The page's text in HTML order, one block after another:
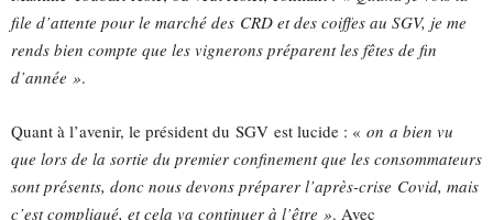
file d’attente pour le marché des CRD et des coiffes au SGV, je me
rends bien compte que les vignerons préparent les fêtes de fin
d’année ».
Quant à l’avenir, le président du SGV est lucide : « on a bien vu
que lors de la sortie du premier confinement que les consommateurs
sont présents, donc nous devons préparer l’après-crise Covid, mais
c’est compliqué, et cela va continuer à l’être ». Avec